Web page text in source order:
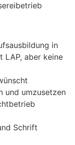
in
LAP, aber keine
und umzusetzen
Schrift